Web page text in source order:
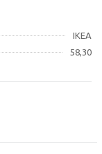
IKEA
58,30